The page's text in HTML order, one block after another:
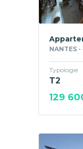
NANTES
Typologie
T2
129